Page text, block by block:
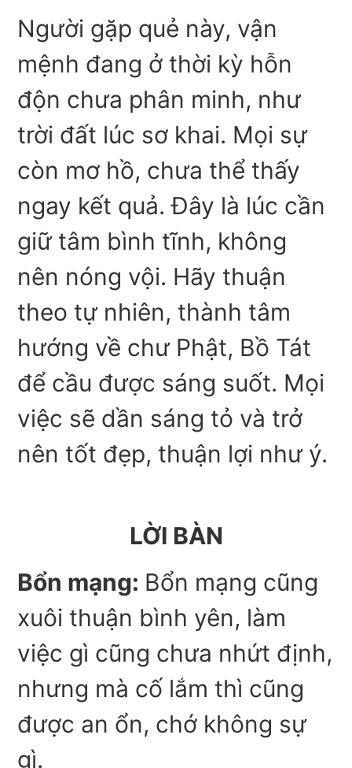
Người gặp quẻ này, vận
mệnh đang ở thời kỳ hỗn
độn chưa phân minh, như
trời đất lúc sơ khai. Mọi sự
còn mơ hồ, chưa thể thấy
ngay kết quả. Đây là lúc cần
giữ tâm bình tĩnh, không
nên nóng vội. Hãy thuận
theo tự nhiên, thành tâm
hướng về chư Phật, Bồ Tát
để cầu được sáng suốt. Mọi
việc sẽ dần sáng tỏ và trở
nên tốt đẹp, thuận lợi như ý.
LỜI BÀN
Bổn mạng: Bổn mạng cũng
xuôi thuận bình yên, làm
việc gì cũng chưa nhứt định,
nhưng mà cố lắm thì cũng
được an ổn, chớ không sự
gì.